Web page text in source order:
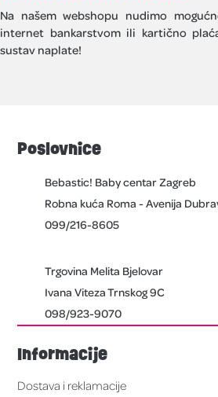
Na našem webshopu nudimo
internet bankarstvom ili kartično
sustav naplate!
Poslovnice
Bebastic! Baby centar Zagreb
Robna kuća Roma - Avenija
099/216-8605
Trgovina Melita Bjelovar
Ivana Viteza Trnskog 9C
098/923-9070
Informacije
Dostava i reklamacije